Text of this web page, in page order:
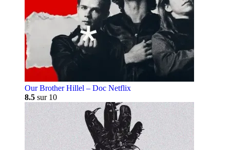
Our Brother Hillel – Doc Netflix
8.5 sur 10